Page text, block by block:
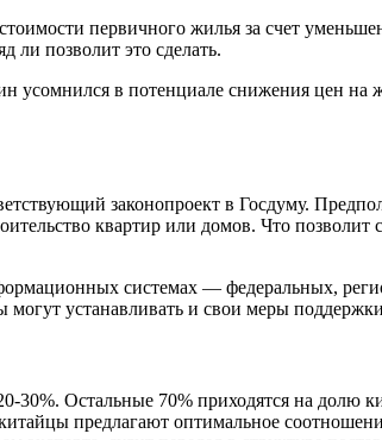
первичного жилья за счет
ли позволит это сделать.
усомнился в потенциале снижения цен
законопроект в Госдуму.
квартир или домов. Что позволит
системах — федеральных,
могут устанавливать и свои меры
30%. Остальные 70% приходятся на долю
предлагают оптимальное